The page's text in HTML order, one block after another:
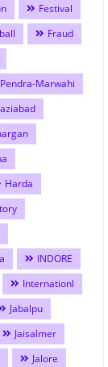
Festival
Fraud
Marwahi
Harda
INDORE
Internationl
Jabalpu
Jaisalmer
Jalore